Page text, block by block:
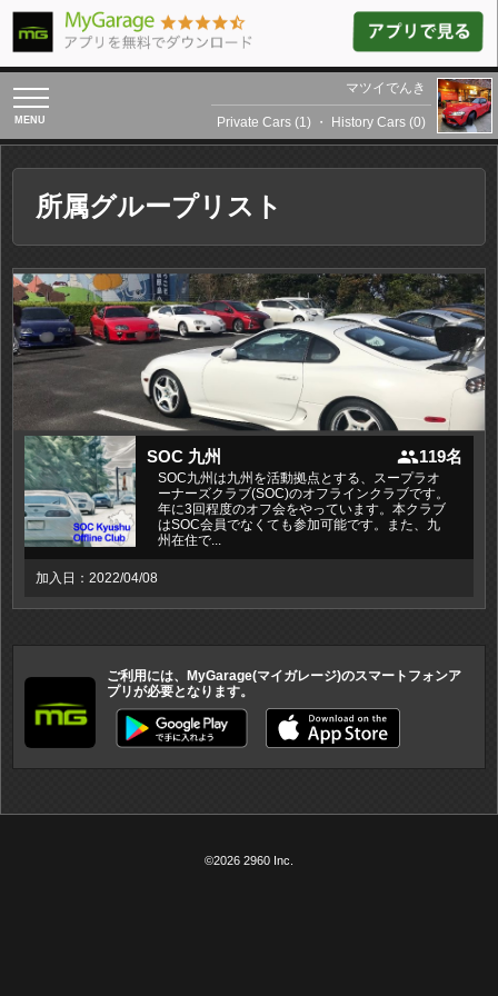
toggle
navigation
マツイでんき
Private Cars (1) ・ History Cars (0)
所属グループリスト
SOC 九州 people119名
SOC九州は九州を活動拠点とする、スープラオ
ーナーズクラブ(SOC)のオフラインクラブです。
年に3回程度のオフ会をやっています。本クラブ
はSOC会員でなくても参加可能です。また、九
州在住で...
加入日：2022/04/08
ご利用には、MyGarage(マイガレージ)のスマートフォンア
プリが必要となります。
©2026 2960 Inc.